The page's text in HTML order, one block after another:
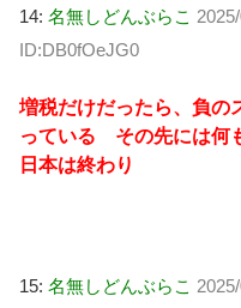
14: 名無しどんぶらこ
ID:DB0fOeJG0
増税だけだったら、負の
っている その先には何
日本は終わり
15: 名無しどんぶらこ